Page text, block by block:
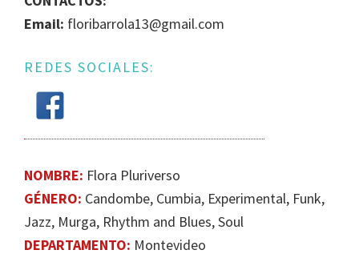
IGUALDAD
GÉNERO
ESCENA
MUSICAL
Email: floribarrola13@gmail.com
REDES SOCIALES:
NOMBRE: Flora Pluriverso
GÉNERO: Candombe, Cumbia, Experimental, Funk,
Jazz​, Murga, Rhythm and Blues, Soul
DEPARTAMENTO: Montevideo